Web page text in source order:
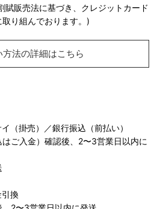
賦販売法に基づき、クレジットカード
り組んでおります。)
方法の詳細はこちら
（掛売）／銀行振込（前払い）
はご入金）確認後、2〜3営業日以内に
換